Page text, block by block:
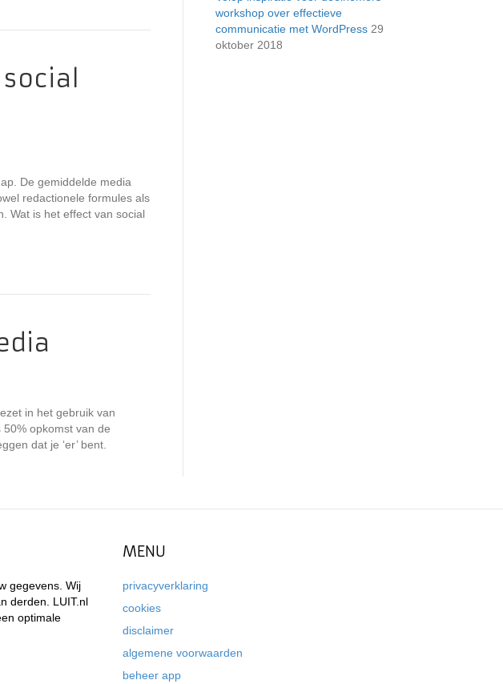
De gemiddelde media
redactionele formules als
Wat is het effect van social
in het gebruik van
opkomst van de
dat je ‘er’ bent.
workshop over effectieve
communicatie met WordPress 29
oktober 2018
gegevens. Wij
derden. LUIT.nl
optimale
MENU
privacyverklaring
cookies
disclaimer
algemene voorwaarden
beheer app